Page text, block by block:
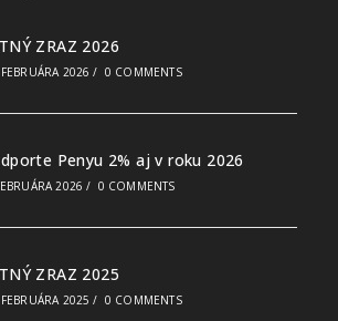
ZRAZ 2026
2026 / 0 COMMENTS
Penyu 2% aj v roku 2026
2026 / 0 COMMENTS
ZRAZ 2025
2025 / 0 COMMENTS